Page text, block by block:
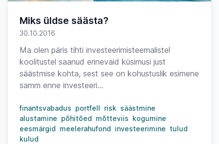
Miks üldse säästa?
30.10.2016
Ma olen päris tihti investeerimisteemalistel
koolitustel saanud erinevaid küsimusi just
säästmise kohta, sest see on kohustuslik esimene
samm enne investeeri...
finantsvabadus portfell risk säästmine
alustamine põhitõed mõtteviis kogumine
eesmärgid meelerahufond investeerimine tulud
kulud